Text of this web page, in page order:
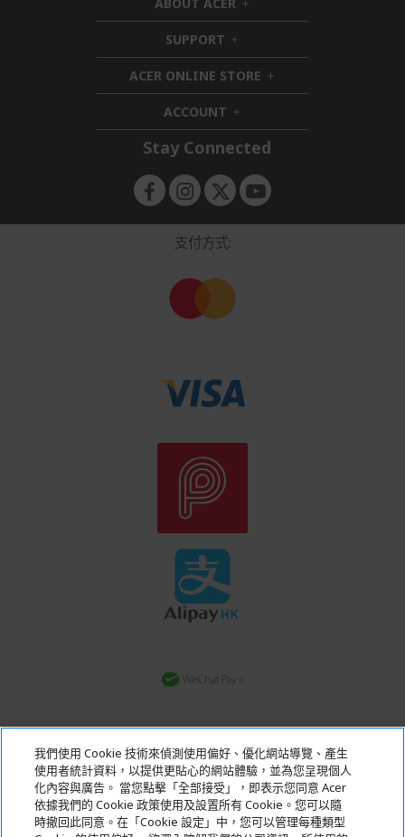
h
i
d
e
n
SUPPORT h
i
d
d
n
ACER ONLINE STORE h
i
d
e
ACCOUNT h
i
d
e
n
Stay Connected
支付方式:
銀行轉賬
Acer. All Rights Reserved.
我們使用 Cookie 技術來偵測使用偏好、優化網站導覽、產生
使用者統計資料，以提供更貼心的網站體驗，並為您呈現個人
化內容與廣告。 當您點擊「全部接受」，即表示您同意 Acer
依據我們的 Cookie 政策使用及設置所有 Cookie。您可以隨
時撤回此同意。在「Cookie 設定」中，您可以管理每種類型